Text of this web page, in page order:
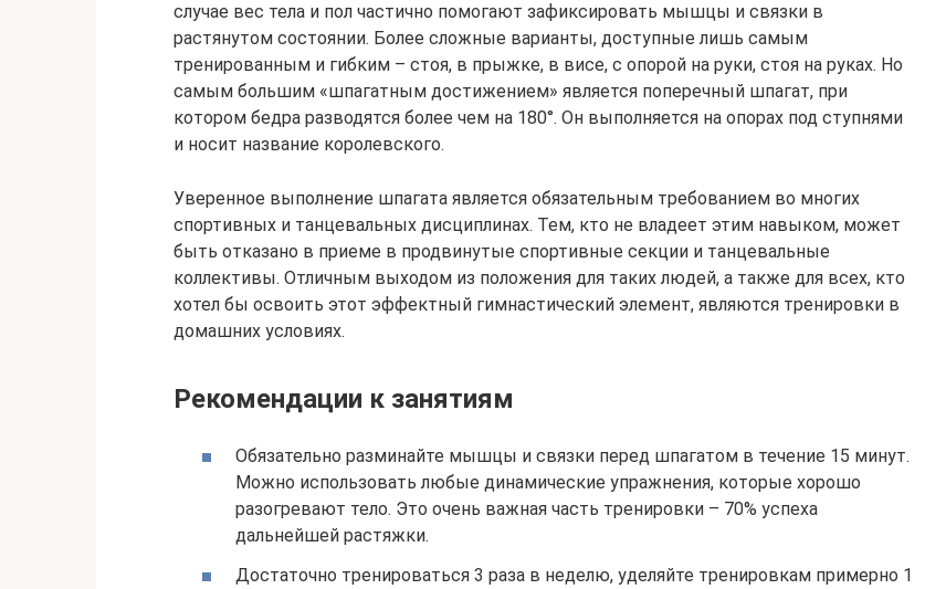
случае вес тела и пол частично помогают зафиксировать мышцы и связки в
растянутом состоянии. Более сложные варианты, доступные лишь самым
тренированным и гибким – стоя, в прыжке, в висе, с опорой на руки, стоя на руках. Но
самым большим «шпагатным достижением» является поперечный шпагат, при
котором бедра разводятся более чем на 180°. Он выполняется на опорах под ступнями
и носит название королевского.
Уверенное выполнение шпагата является обязательным требованием во многих
спортивных и танцевальных дисциплинах. Тем, кто не владеет этим навыком, может
быть отказано в приеме в продвинутые спортивные секции и танцевальные
коллективы. Отличным выходом из положения для таких людей, а также для всех, кто
хотел бы освоить этот эффектный гимнастический элемент, являются тренировки в
домашних условиях.
Рекомендации к занятиям
Обязательно разминайте мышцы и связки перед шпагатом в течение 15 минут.
Можно использовать любые динамические упражнения, которые хорошо
разогревают тело. Это очень важная часть тренировки – 70% успеха
дальнейшей растяжки.
Достаточно тренироваться 3 раза в неделю, уделяйте тренировкам примерно 1